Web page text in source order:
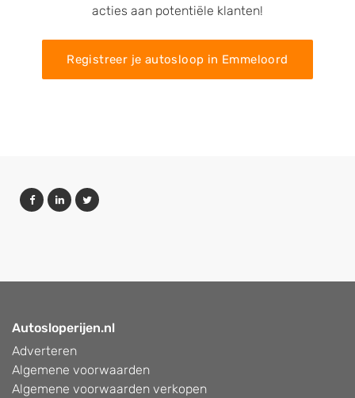
acties aan potentiële klanten!
Registreer je autosloop in Emmeloord
Autosloperijen.nl
Adverteren
Algemene voorwaarden
Algemene voorwaarden verkopen